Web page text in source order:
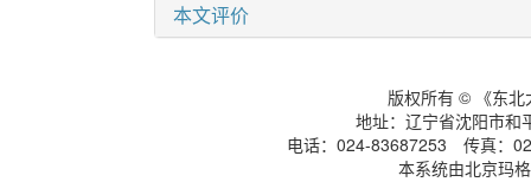
本文评价
版权所有 © 《东北
地址：辽宁省沈阳市
电话：024-83687253 传真：
本系统由北京玛